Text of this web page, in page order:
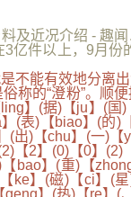
及近况介绍 -
亿件以上，9月
能有效地分离
的“澄粉”。顺
)【ju】(国)
(表)【biao】(
出)【chu】(一)
【2】(0)【0】
bao】(重)【
ke】(磁)【ci】
】(热)【re